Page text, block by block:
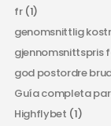
fr(1)
genomsnittlig
gjennomsnittspris
god postordre
Guía completa
Highflybet (1)